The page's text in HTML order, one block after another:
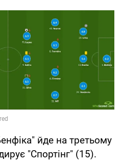
йде на третьому
"Спортінг" (15).